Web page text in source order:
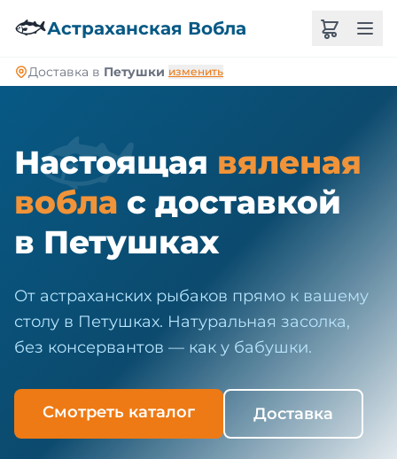
🐟Астраханская Вобла
Доставка в Петушки изменить
🐟
Настоящая вяленая
вобла с доставкой
в Петушках
От астраханских рыбаков прямо к вашему
столу в Петушках. Натуральная засолка,
без консервантов — как у бабушки.
Смотреть каталог Доставка